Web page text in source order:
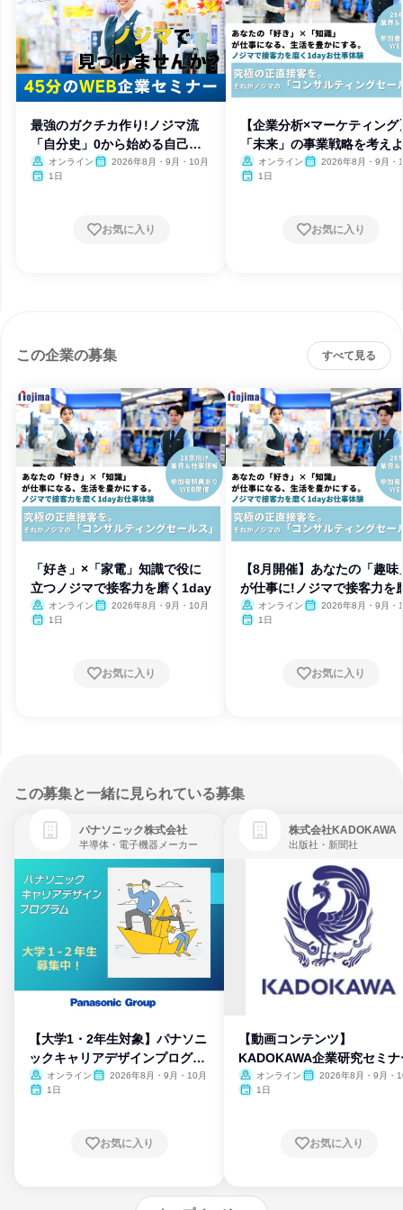
最強のガクチカ作り!ノジマ流
「自分史」0から始める自己分
析
オンライン
2026年8月・9月・10月
1日
お気に入り
【企業分析×マーケティング
「未来」の事業戦略を考え
オンライン
2026年8月・9月・
1日
お気に入り
この企業の募集 すべて見る
「好き」×「家電」知識で役に
立つノジマで接客力を磨く1day
オンライン
2026年8月・9月・10月
1日
お気に入り
【8月開催】あなたの「趣味
が仕事に!ノジマで接客力を
オンライン
2026年8月・9月・
1日
お気に入り
この募集と一緒に見られている募集
パナソニック株式会社
半導体・電子機器メーカー
【大学1・2年生対象】パナソニ
ックキャリアデザインプログラ
ム
オンライン
2026年8月・9月・10月
1日
お気に入り
株式会社KADOKAWA
出版社・新聞社
【動画コンテンツ】
KADOKAWA企業研究セミナ
オンライン
2026年8月・9月・
1日
お気に入り